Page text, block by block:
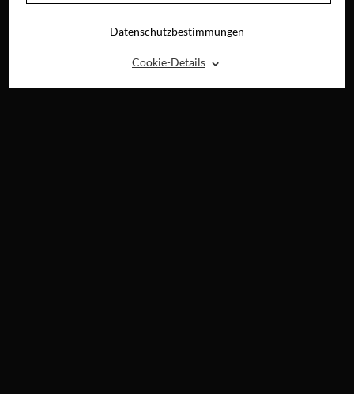
Datenschutzbestimmungen
Cookie-Details ⌃